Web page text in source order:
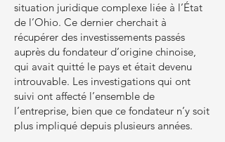
situation juridique complexe liée à l’État
de l’Ohio. Ce dernier cherchait à
récupérer des investissements passés
auprès du fondateur d’origine chinoise,
qui avait quitté le pays et était devenu
introuvable. Les investigations qui ont
suivi ont affecté l’ensemble de
l’entreprise, bien que ce fondateur n’y soit
plus impliqué depuis plusieurs années.